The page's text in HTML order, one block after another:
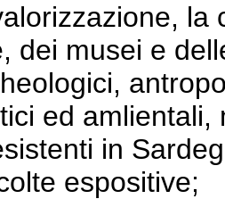
la
dei musei e
ed
in
espositive;